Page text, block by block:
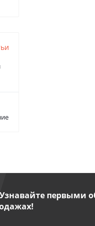
Узнавайте первыми